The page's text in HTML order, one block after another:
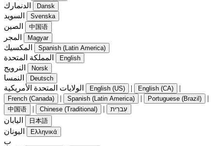
الدنمارك Dansk
السويد Svenska
الصين 中国语
المجر Magyar
المكسيك Spanish (Latin America)
المملكة المتحدة English
النرويج Norsk
النمسا Deutsch
الولايات المتحدة الأمريكية English (US) | English (CA) |
French (Canada) | Spanish (Latin America) | Portuguese (Brazil) |
中国语 | Chinese (Traditional) | עִברִית
اليابان 日本語
اليونان Ελληνικά
ب